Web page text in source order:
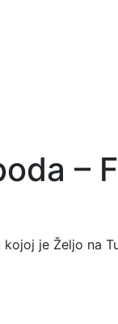
–
je Željo na